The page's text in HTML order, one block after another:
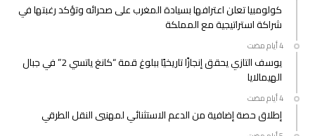
كولومبيا تعلن اعترافها بسيادة المغرب على صحرائه وتؤكد رغبتها في
شراكة استراتيجية مع المملكة
يوسف التازي يحقق إنجازًا تاريخيًا ببلوغ قمة “كانغ ياتسي 2” في جبال
الهيمالايا
إطلاق حصة إضافية من الدعم الاستثنائي لمهنيي النقل الطرقي